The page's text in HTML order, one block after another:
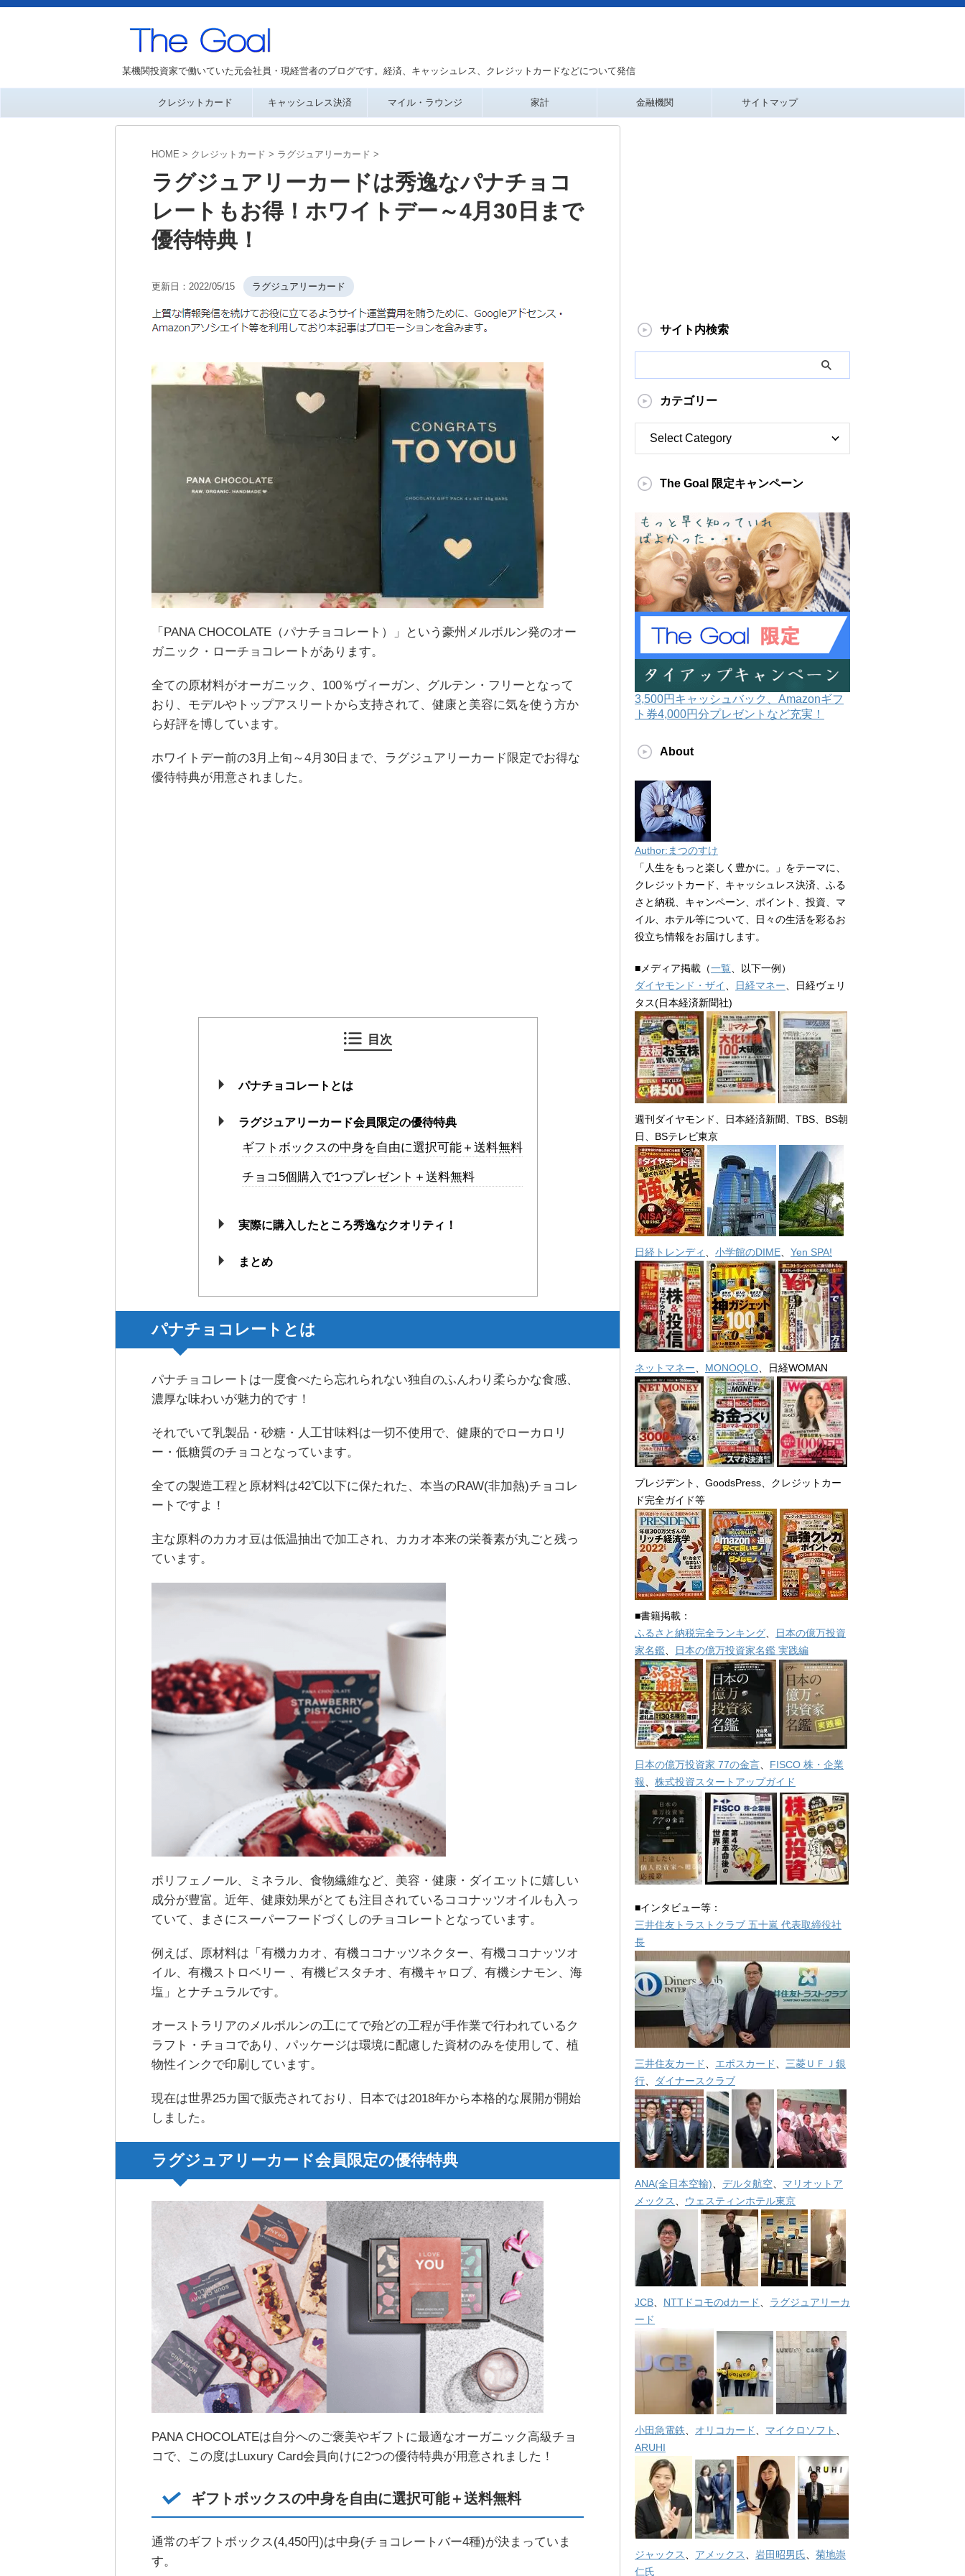
某機関投資家で働いていた元会社員・現経営者のブログです。経済、キャッシュレス、クレジットカードなどについて発信
クレジットカード キャッシュレス決済 マイル・ラウンジ 家計 金融機関 サイトマップ
HOME > クレジットカード > ラグジュアリーカード >
ラグジュアリーカードは秀逸なパナチョコ
レートもお得！ホワイトデー～4月30日まで
優待特典！
更新日： 2022/05/15 ラグジュアリーカード
「PANA CHOCOLATE（パナチョコレート）」という豪州メルボルン発のオー
ガニック・ローチョコレートがあります。
全ての原材料がオーガニック、100％ヴィーガン、グルテン・フリーとなって
おり、モデルやトップアスリートから支持されて、健康と美容に気を使う方か
ら好評を博しています。
ホワイトデー前の3月上旬～4月30日まで、ラグジュアリーカード限定でお得な
優待特典が用意されました。
目次
パナチョコレートとは
ラグジュアリーカード会員限定の優待特典
ギフトボックスの中身を自由に選択可能＋送料無料
チョコ5個購入で1つプレゼント＋送料無料
実際に購入したところ秀逸なクオリティ！
まとめ
パナチョコレートとは
パナチョコレートは一度食べたら忘れられない独自のふんわり柔らかな食感、
濃厚な味わいが魅力的です！
それでいて乳製品・砂糖・人工甘味料は一切不使用で、健康的でローカロリ
ー・低糖質のチョコとなっています。
全ての製造工程と原材料は42℃以下に保たれた、本当のRAW(非加熱)チョコレ
ートですよ！
主な原料のカカオ豆は低温抽出で加工され、カカオ本来の栄養素が丸ごと残っ
ています。
ポリフェノール、ミネラル、食物繊維など、美容・健康・ダイエットに嬉しい
成分が豊富。近年、健康効果がとても注目されているココナッツオイルも入っ
ていて、まさにスーパーフードづくしのチョコレートとなっています。
例えば、原材料は「有機カカオ、有機ココナッツネクター、有機ココナッツオ
イル、有機ストロベリー 、有機ピスタチオ、有機キャロブ、有機シナモン、海
塩」とナチュラルです。
オーストラリアのメルボルンの工にてで殆どの工程が手作業で行われているク
ラフト・チョコであり、パッケージは環境に配慮した資材のみを使用して、植
物性インクで印刷しています。
現在は世界25カ国で販売されており、日本では2018年から本格的な展開が開始
しました。
ラグジュアリーカード会員限定の優待特典
PANA CHOCOLATEは自分へのご褒美やギフトに最適なオーガニック高級チョ
コで、この度はLuxury Card会員向けに2つの優待特典が用意されました！
ギフトボックスの中身を自由に選択可能＋送料無料
通常のギフトボックス(4,450円)は中身(チョコレートバー4種)が決まっていま
す。
サイト内検索
カテゴリー
The Goal 限定キャンペーン
3,500円キャッシュバック、Amazonギフ
ト券4,000円分プレゼントなど充実！
About
Author:まつのすけ
「人生をもっと楽しく豊かに。」をテーマに、
クレジットカード、キャッシュレス決済、ふる
さと納税、キャンペーン、ポイント、投資、マ
イル、ホテル等について、日々の生活を彩るお
役立ち情報をお届けします。
■メディア掲載（一覧 、以下一例）
ダイヤモンド・ザイ
日経マネー 、日経ヴェリ
タス(日本経済新聞社)
週刊ダイヤモンド、日本経済新聞、TBS、BS朝
日、BSテレビ東京
日経トレンディ 小学館のDIME Yen SPA!
ネットマネー MONOQLO 、日経WOMAN
プレジデント、GoodsPress、クレジットカー
ド完全ガイド等
■書籍掲載：
ふるさと納税完全ランキング、
日本の億万投資
家名鑑、 日本の億万投資家名鑑 実践編
日本の億万投資家 77の金言、 FISCO 株・企業
報、 株式投資スタートアップガイド
■インタビュー等：
三井住友トラストクラブ 五十嵐 代表取締役社
長
三井住友カード エポスカード
三菱ＵＦＪ銀
行
ダイナースクラブ
ANA(全日本空輸) デルタ航空
マリオットア
メックス
ウェスティンホテル東京
JCB NTTドコモのdカード
ラグジュアリーカ
ード
小田急電鉄 オリコカード マイクロソフト
ARUHI
ジャックス アメックス 岩田昭男氏
菊地崇
仁氏